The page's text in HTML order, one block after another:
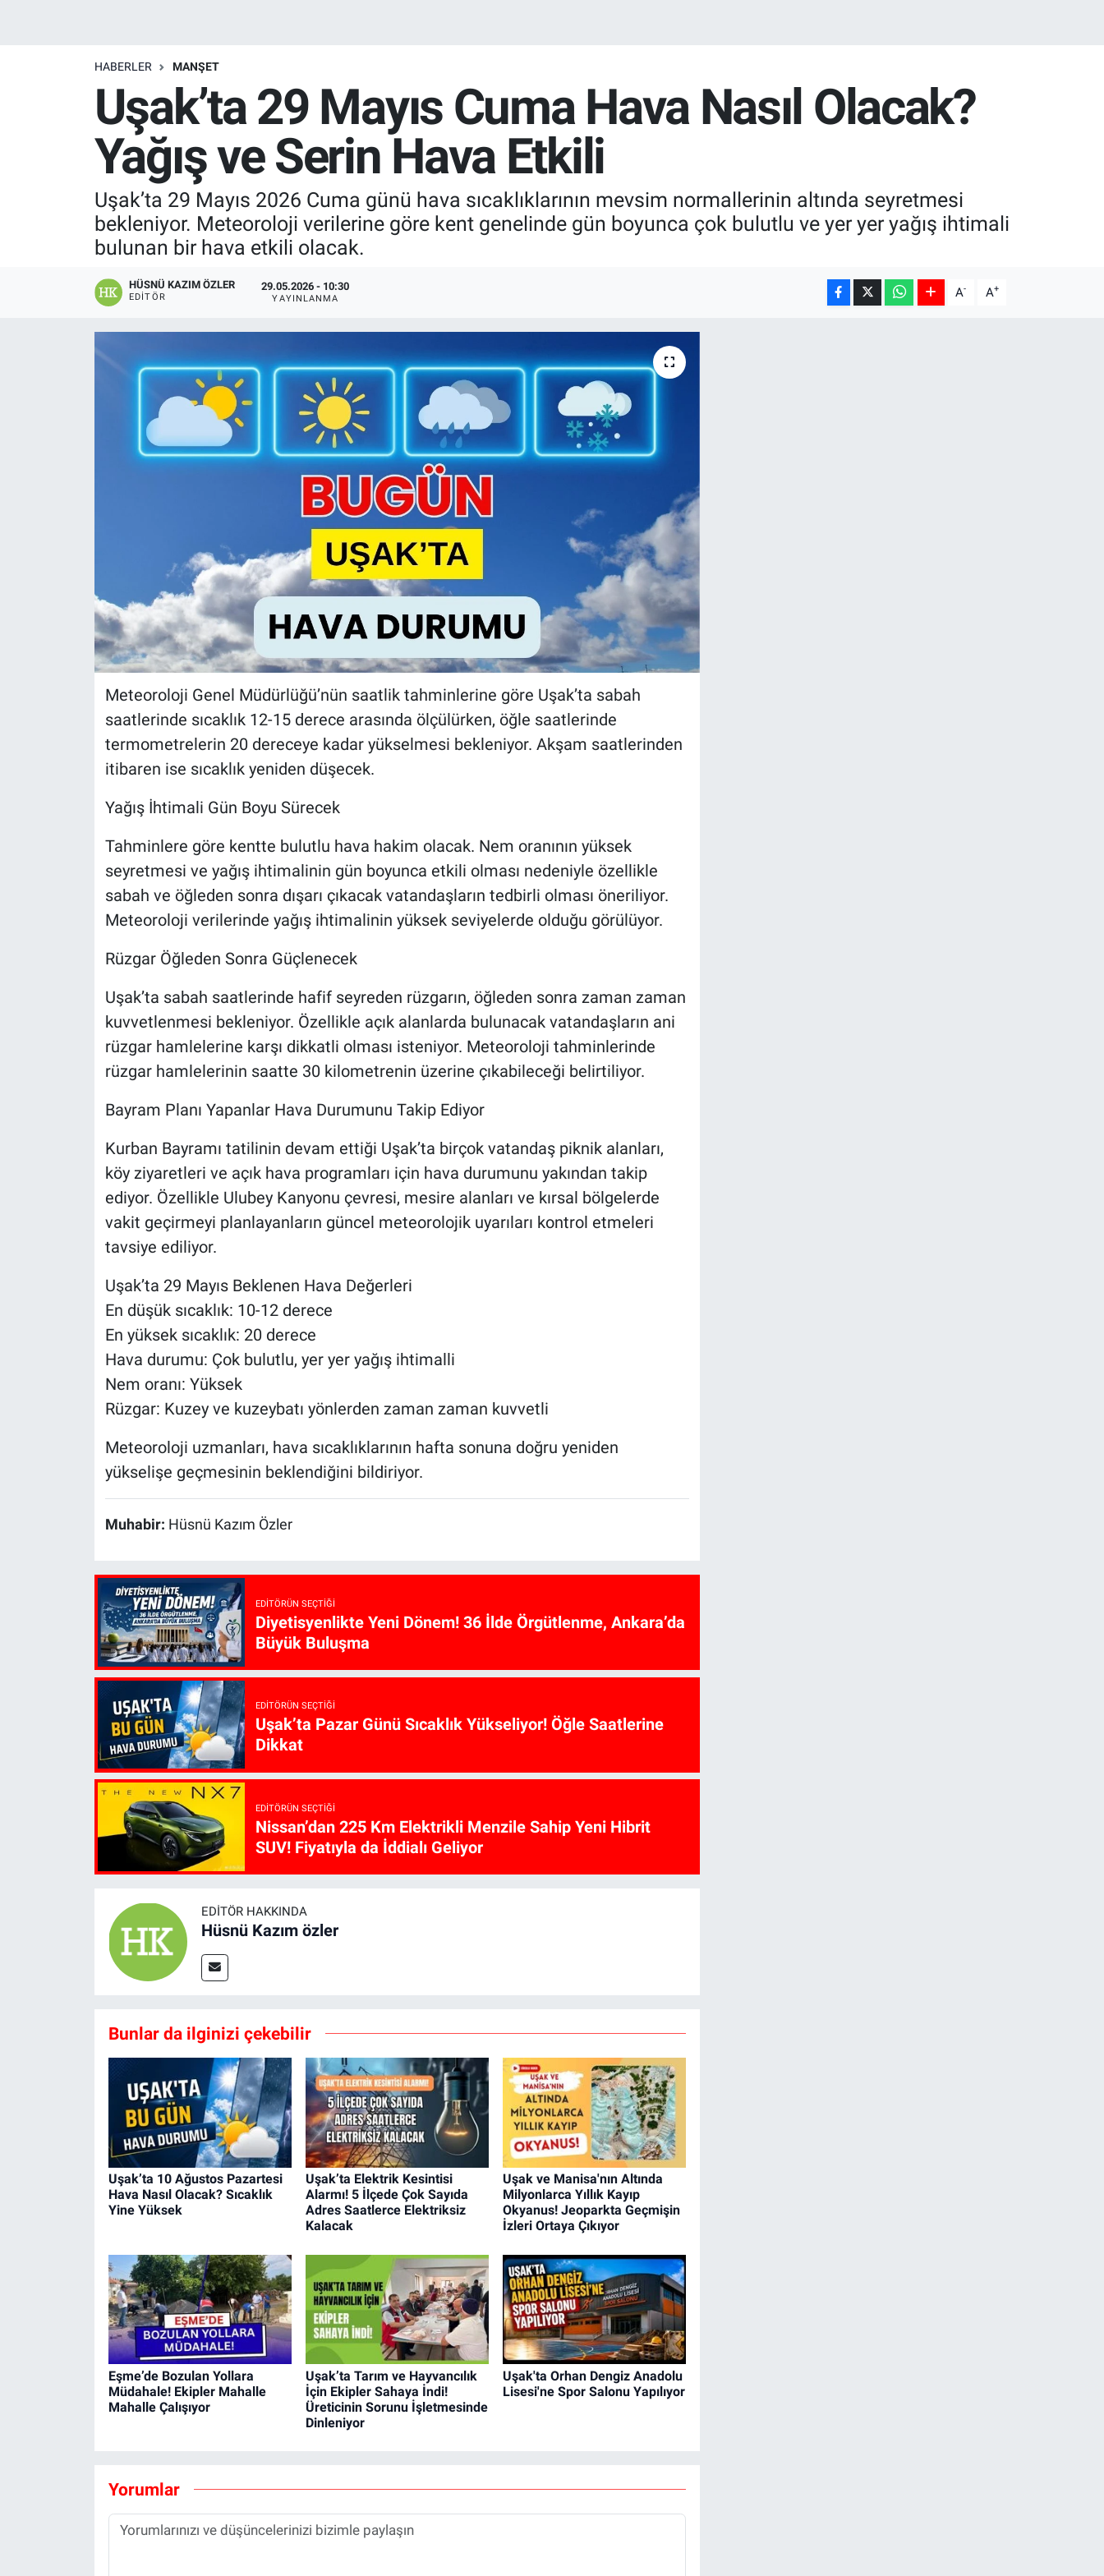
HABERLER MANŞET
Uşak’ta 29 Mayıs Cuma Hava Nasıl Olacak?
Yağış ve Serin Hava Etkili
Uşak’ta 29 Mayıs 2026 Cuma günü hava sıcaklıklarının mevsim normallerinin altında seyretmesi
bekleniyor. Meteoroloji verilerine göre kent genelinde gün boyunca çok bulutlu ve yer yer yağış ihtimali
bulunan bir hava etkili olacak.
HÜSNÜ KAZIM ÖZLER
EDITÖR
29.05.2026 - 10:30
YAYINLANMA A- A+
Meteoroloji Genel Müdürlüğü’nün saatlik tahminlerine göre Uşak’ta sabah
saatlerinde sıcaklık 12-15 derece arasında ölçülürken, öğle saatlerinde
termometrelerin 20 dereceye kadar yükselmesi bekleniyor. Akşam saatlerinden
itibaren ise sıcaklık yeniden düşecek.
Yağış İhtimali Gün Boyu Sürecek
Tahminlere göre kentte bulutlu hava hakim olacak. Nem oranının yüksek
seyretmesi ve yağış ihtimalinin gün boyunca etkili olması nedeniyle özellikle
sabah ve öğleden sonra dışarı çıkacak vatandaşların tedbirli olması öneriliyor.
Meteoroloji verilerinde yağış ihtimalinin yüksek seviyelerde olduğu görülüyor.
Rüzgar Öğleden Sonra Güçlenecek
Uşak’ta sabah saatlerinde hafif seyreden rüzgarın, öğleden sonra zaman zaman
kuvvetlenmesi bekleniyor. Özellikle açık alanlarda bulunacak vatandaşların ani
rüzgar hamlelerine karşı dikkatli olması isteniyor. Meteoroloji tahminlerinde
rüzgar hamlelerinin saatte 30 kilometrenin üzerine çıkabileceği belirtiliyor.
Bayram Planı Yapanlar Hava Durumunu Takip Ediyor
Kurban Bayramı tatilinin devam ettiği Uşak’ta birçok vatandaş piknik alanları,
köy ziyaretleri ve açık hava programları için hava durumunu yakından takip
ediyor. Özellikle Ulubey Kanyonu çevresi, mesire alanları ve kırsal bölgelerde
vakit geçirmeyi planlayanların güncel meteorolojik uyarıları kontrol etmeleri
tavsiye ediliyor.
Uşak’ta 29 Mayıs Beklenen Hava Değerleri
En düşük sıcaklık: 10-12 derece
En yüksek sıcaklık: 20 derece
Hava durumu: Çok bulutlu, yer yer yağış ihtimalli
Nem oranı: Yüksek
Rüzgar: Kuzey ve kuzeybatı yönlerden zaman zaman kuvvetli
Meteoroloji uzmanları, hava sıcaklıklarının hafta sonuna doğru yeniden
yükselişe geçmesinin beklendiğini bildiriyor.
Muhabir: Hüsnü Kazım Özler
EDITÖRÜN SEÇTIĞI
Diyetisyenlikte Yeni Dönem! 36 İlde Örgütlenme, Ankara’da
Büyük Buluşma
EDITÖRÜN SEÇTIĞI
Uşak’ta Pazar Günü Sıcaklık Yükseliyor! Öğle Saatlerine
Dikkat
EDITÖRÜN SEÇTIĞI
Nissan’dan 225 Km Elektrikli Menzile Sahip Yeni Hibrit
SUV! Fiyatıyla da İddialı Geliyor
EDITÖR HAKKINDA
Hüsnü Kazım özler
Bunlar da ilginizi çekebilir
Uşak’ta 10 Ağustos Pazartesi
Hava Nasıl Olacak? Sıcaklık
Yine Yüksek
Uşak’ta Elektrik Kesintisi
Alarmı! 5 İlçede Çok Sayıda
Adres Saatlerce Elektriksiz
Kalacak
Uşak ve Manisa'nın Altında
Milyonlarca Yıllık Kayıp
Okyanus! Jeoparkta Geçmişin
İzleri Ortaya Çıkıyor
Eşme’de Bozulan Yollara
Müdahale! Ekipler Mahalle
Mahalle Çalışıyor
Uşak’ta Tarım ve Hayvancılık
İçin Ekipler Sahaya İndi!
Üreticinin Sorunu İşletmesinde
Dinleniyor
Uşak'ta Orhan Dengiz Anadolu
Lisesi'ne Spor Salonu Yapılıyor
Yorumlar
Resmi İlanlar
Son Dakika
Uşak Haberleri